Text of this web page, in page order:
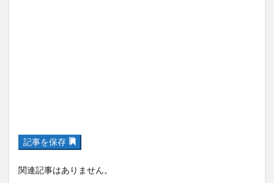
記事を保存
関連記事はありません。